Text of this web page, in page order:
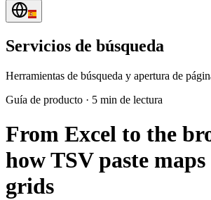
Servicios de búsqueda
Herramientas de búsqueda y apertura de
Guía de producto · 5 min de lectura
From Excel to the
how TSV paste
grids